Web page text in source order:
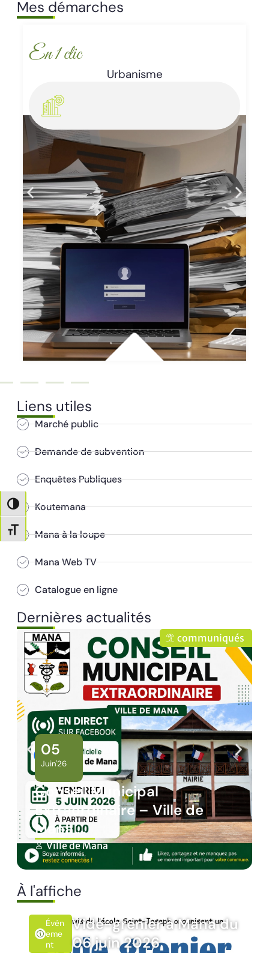
Passer en contraste élevé
Changer la taille de la police
Mes démarches
En 1 clic
Enlèvement d’épaves
Liens utiles
Marché public
Demande de subvention
Enquêtes Publiques
Koutemana
Mana à la loupe
Mana Web TV
Catalogue en ligne
Dernières actualités
communiqués
de
02
Juin'26
Panne des réseaux
sur le territoire de
Ville de Mana
À l'affiche
Vide-grenier à Mana du
06 juin 2026
Évén
Emen